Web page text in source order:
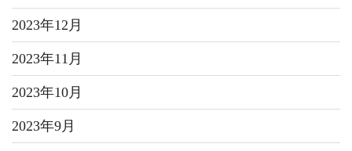
2023年12月
2023年11月
2023年10月
2023年9月